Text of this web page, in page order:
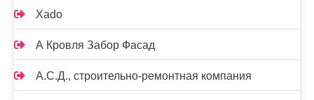
Xado
А Кровля Забор Фасад
А.С.Д., строительно-ремонтная компания